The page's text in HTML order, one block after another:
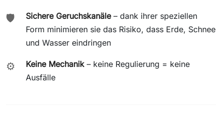
🛡️ Sichere Geruchskanäle– dank ihrer speziellen
Form minimieren sie das Risiko, dass Erde, Schnee
und Wasser eindringen
⚙️ Keine Mechanik – keine Regulierung = keine
Ausfälle